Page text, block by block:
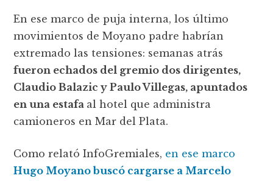
En ese marco de puja interna, los último
movimientos de Moyano padre habrían
extremado las tensiones: semanas atrás
fueron echados del gremio dos dirigentes,
Claudio Balazic y Paulo Villegas, apuntados
en una estafa al hotel que administra
camioneros en Mar del Plata.
Como relató InfoGremiales, en ese marco
Hugo Moyano buscó cargarse a Marcelo